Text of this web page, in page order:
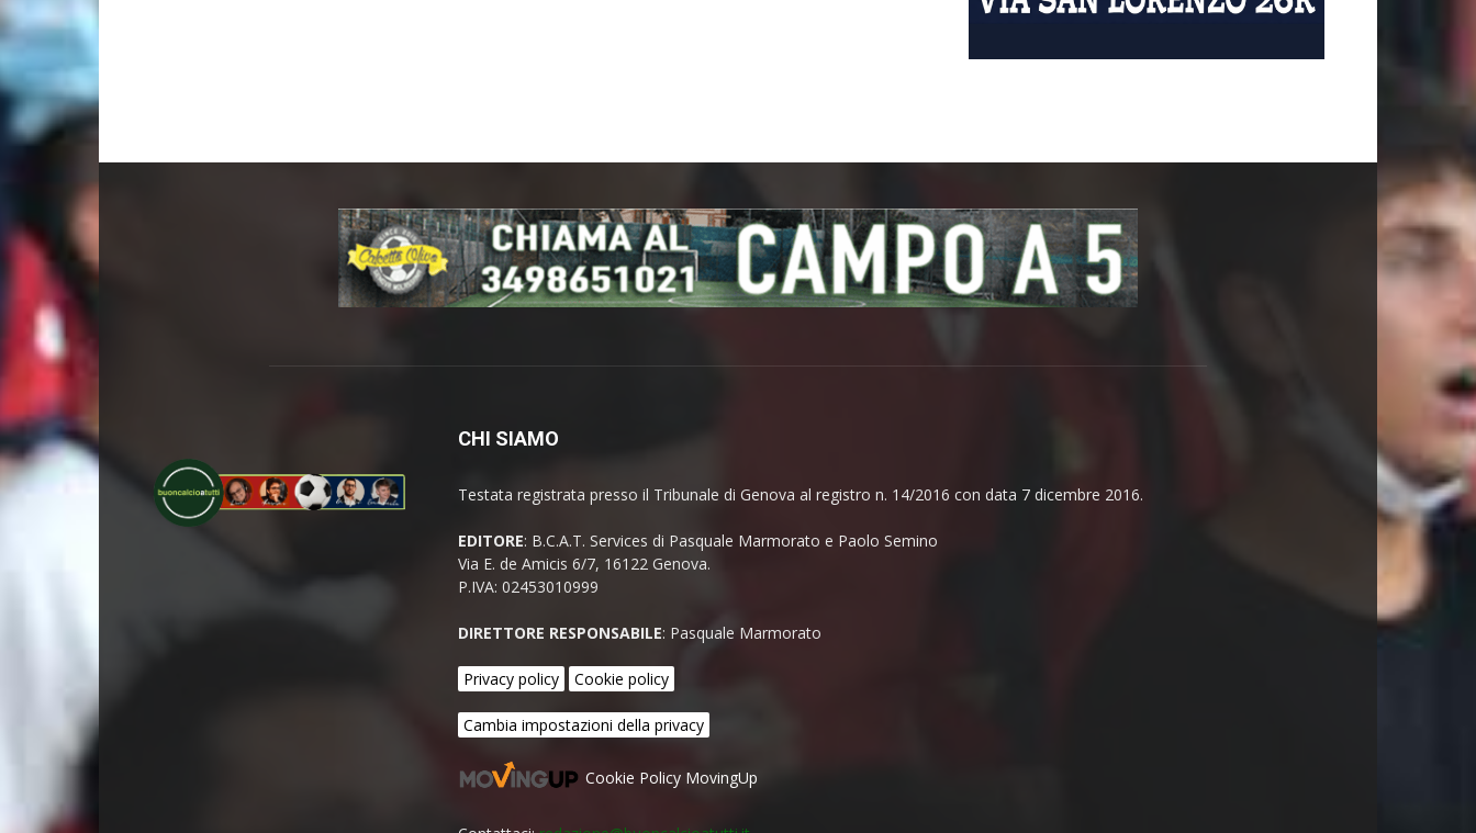
CHI SIAMO
Testata registrata presso il Tribunale di Genova al registro n. 14/2016 con data 7 dicembre 2016.
EDITORE: B.C.A.T. Services di Pasquale Marmorato e Paolo Semino
Via E. de Amicis 6/7, 16122 Genova.
P.IVA: 02453010999
DIRETTORE RESPONSABILE: Pasquale Marmorato
Privacy policy Cookie policy
Cambia impostazioni della privacy
Cookie Policy MovingUp